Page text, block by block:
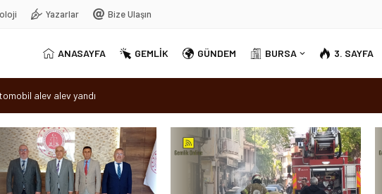
Yazarlar Bize Ulaşın
ANASAYFA GEMLİK GÜNDEM BURSA 3. SAYFA
alev alev yandı
müjdesi ‘Hıdırellez’ coşkuyla kutlandı
evden çıktı, sırra kadem bastı
“Ortak Akıl” dönemi
Coşkusu